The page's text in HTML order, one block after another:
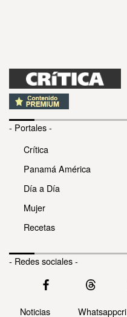
- Portales -
Crítica
Panamá América
Día a Día
Mujer
Recetas
- Redes sociales -
Noticias Whatsappcri